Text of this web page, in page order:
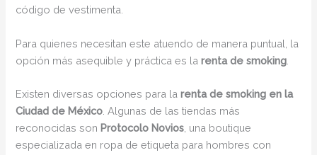
código de vestimenta.
Para quienes necesitan este atuendo de manera puntual, la
opción más asequible y práctica es larenta de smoking
Existen diversas opciones para larenta de smoking en la
Ciudad de México . Algunas de las tiendas más
reconocidas son Protocolo Novios , una boutique
especializada en ropa de etiqueta para hombres con